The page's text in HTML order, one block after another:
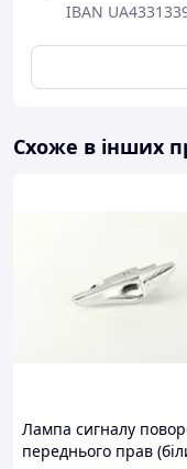
IBAN
Схоже в інших
Лампа сигналу
переднього прав